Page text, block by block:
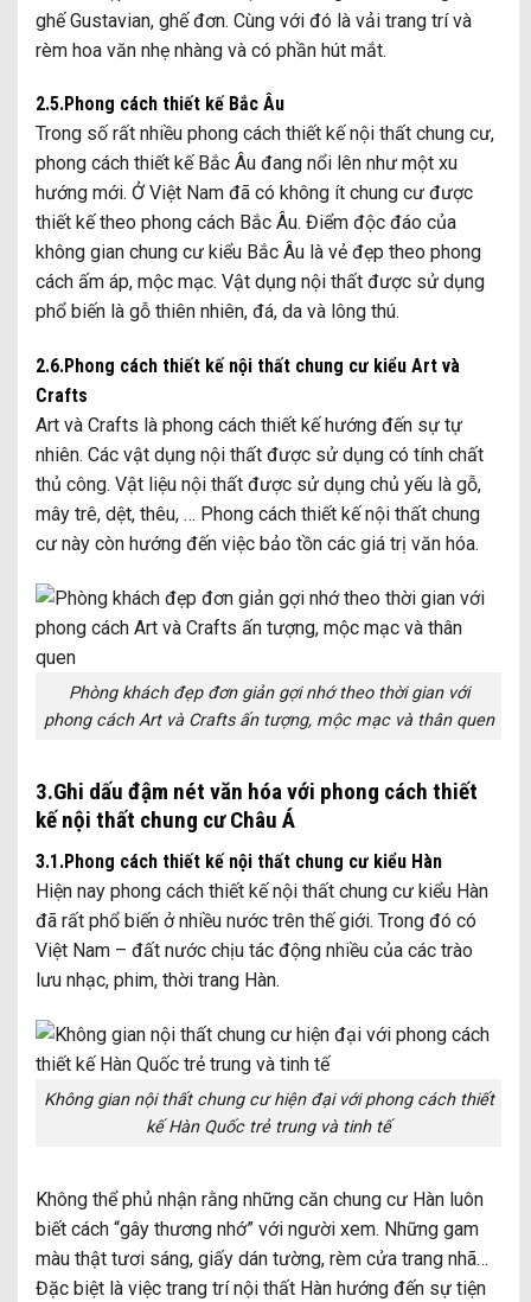
ghế Gustavian, ghế đơn. Cùng với đó là vải trang trí và
rèm hoa văn nhẹ nhàng và có phần hút mắt.
2.5.Phong cách thiết kế Bắc Âu
Trong số rất nhiều phong cách thiết kế nội thất chung cư,
phong cách thiết kế Bắc Âu đang nổi lên như một xu
hướng mới. Ở Việt Nam đã có không ít chung cư được
thiết kế theo phong cách Bắc Âu. Điểm độc đáo của
không gian chung cư kiểu Bắc Âu là vẻ đẹp theo phong
cách ấm áp, mộc mạc. Vật dụng nội thất được sử dụng
phổ biến là gỗ thiên nhiên, đá, da và lông thú.
2.6.Phong cách thiết kế nội thất chung cư kiểu Art và
Crafts
Art và Crafts là phong cách thiết kế hướng đến sự tự
nhiên. Các vật dụng nội thất được sử dụng có tính chất
thủ công. Vật liệu nội thất được sử dụng chủ yếu là gỗ,
mây trê, dệt, thêu, … Phong cách thiết kế nội thất chung
cư này còn hướng đến việc bảo tồn các giá trị văn hóa.
Phòng khách đẹp đơn giản gợi nhớ theo thời gian với
phong cách Art và Crafts ấn tượng, mộc mạc và thân quen
3.Ghi dấu đậm nét văn hóa với phong cách thiết
kế nội thất chung cư Châu Á
3.1.Phong cách thiết kế nội thất chung cư kiểu Hàn
Hiện nay phong cách thiết kế nội thất chung cư kiểu Hàn
đã rất phổ biến ở nhiều nước trên thế giới. Trong đó có
Việt Nam – đất nước chịu tác động nhiều của các trào
lưu nhạc, phim, thời trang Hàn.
Không gian nội thất chung cư hiện đại với phong cách thiết
kế Hàn Quốc trẻ trung và tinh tế
Không thể phủ nhận rằng những căn chung cư Hàn luôn
biết cách “gây thương nhớ” với người xem. Những gam
màu thật tươi sáng, giấy dán tường, rèm cửa trang nhã…
Đặc biệt là việc trang trí nội thất Hàn hướng đến sự tiện